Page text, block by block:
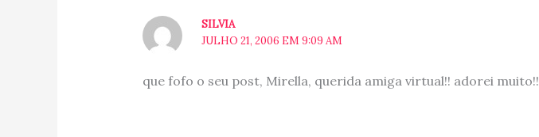
SILVIA
JULHO 21, 2006 EM 9:09 AM
que fofo o seu post, Mirella, querida amiga virtual!! adorei muito!!